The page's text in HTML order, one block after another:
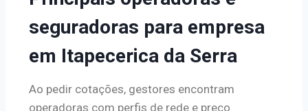
seguradoras para empresa
em Itapecerica da Serra
Ao pedir cotações, gestores encontram
operadoras com perfis de rede e preço